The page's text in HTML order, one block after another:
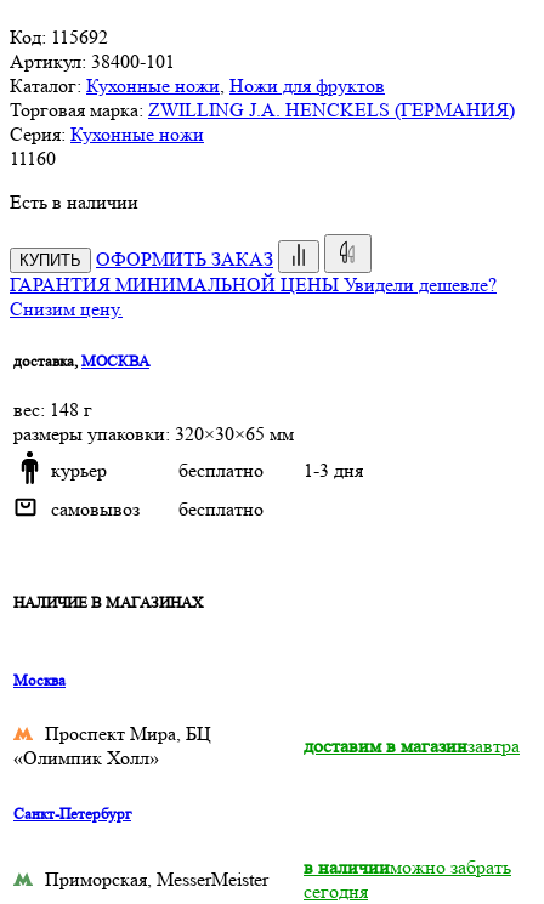
Код: 115692
Артикул: 38400-101
Каталог: Кухонные ножи Ножи для фруктов
Торговая марка: ZWILLING J.A. HENCKELS (ГЕРМАНИЯ)
Серия: Кухонные ножи
11 160
Есть в наличии
КУПИТЬ
ОФОРМИТЬ ЗАКАЗ
ГАРАНТИЯ МИНИМАЛЬНОЙ ЦЕНЫ Увидели дешевле?
Снизим цену.
доставка, МОСКВА
веc: 148 г
размеры упаковки: 320×30×65 мм
курьер
бесплатно
1-3 дня
самовывоз
бесплатно
НАЛИЧИЕ В МАГАЗИНАХ
Москва
Проспект Мира, БЦ
«Олимпик Холл»
доставим в магазинзавтра
Санкт-Петербург
Приморская, MesserMeister
в наличииможно забрать
сегодня